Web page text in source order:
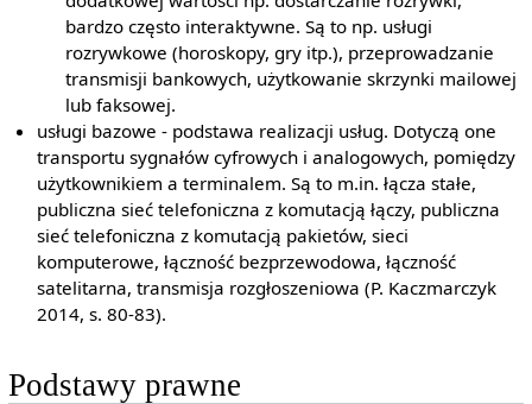
bardzo często interaktywne. Są to np. usługi
rozrywkowe (horoskopy, gry itp.), przeprowadzanie
transmisji bankowych, użytkowanie skrzynki mailowej
lub faksowej.
usługi bazowe - podstawa realizacji usług. Dotyczą one
transportu sygnałów cyfrowych i analogowych, pomiędzy
użytkownikiem a terminalem. Są to m.in. łącza stałe,
publiczna sieć telefoniczna z komutacją łączy, publiczna
sieć telefoniczna z komutacją pakietów, sieci
komputerowe, łączność bezprzewodowa, łączność
satelitarna, transmisja rozgłoszeniowa (P. Kaczmarczyk
2014, s. 80-83).
Podstawy prawne